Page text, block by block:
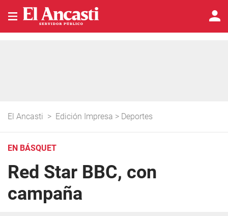
El Ancasti > Edición Impresa > Deportes
EN BÁSQUET
Red Star BBC, con
campaña